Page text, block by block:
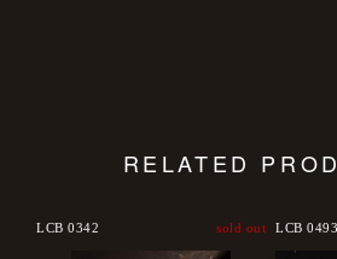
RELATED
LCB 0342 sold out LCB 0493